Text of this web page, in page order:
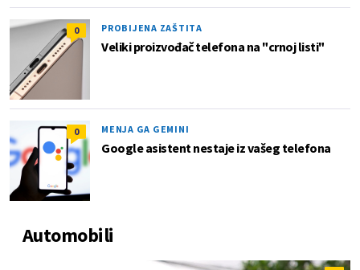
0 PROBIJENA ZAŠTITA
Veliki proizvođač telefona na "crnoj listi"
0 MENJA GA GEMINI
Google asistent nestaje iz vašeg telefona
Automobili